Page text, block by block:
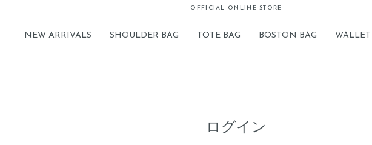
OFFICIAL ONLINE STORE
NEW ARRIVALS SHOULDER BAG TOTE BAG BOSTON BAG WALLET
ログイン